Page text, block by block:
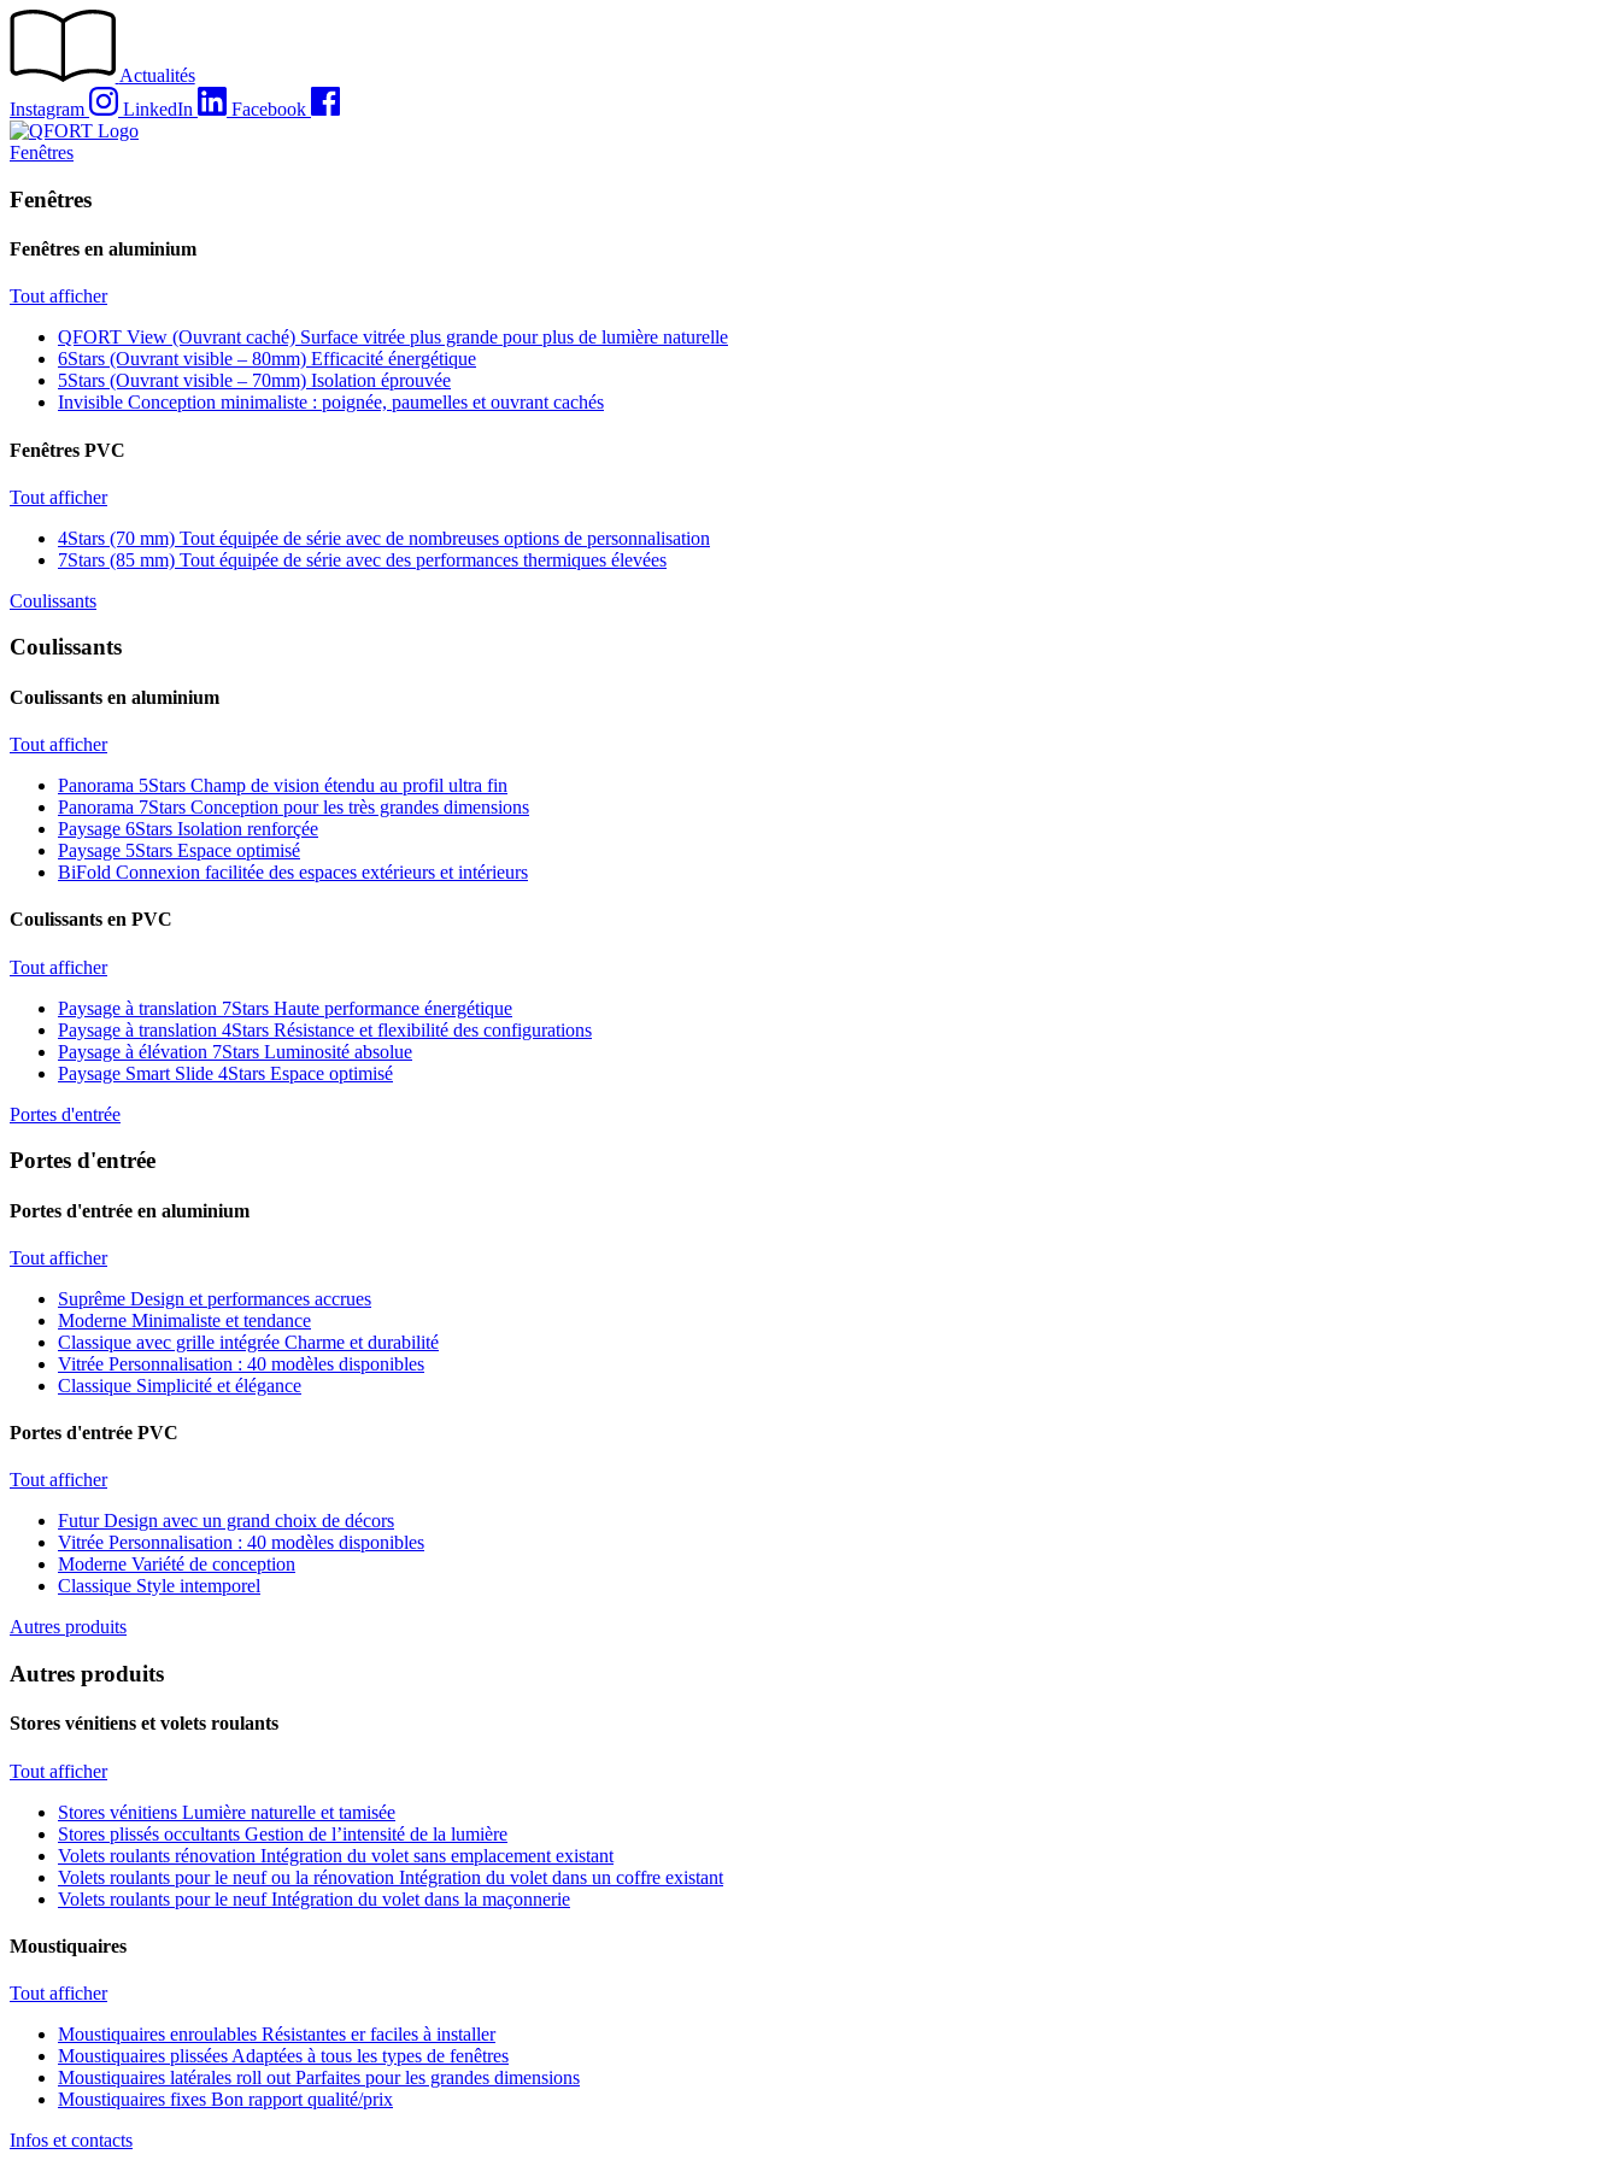
Passer
Actualités
Instagram
LinkedIn Facebook
Fenêtres
Fenêtres
Fenêtres en aluminium
Tout afficher
QFORT View (Ouvrant caché) Surface vitrée plus grande pour plus de lumière naturelle
6Stars (Ouvrant visible – 80mm) Efficacité énergétique
5Stars (Ouvrant visible – 70mm) Isolation éprouvée
Invisible Conception minimaliste : poignée, paumelles et ouvrant cachés
Fenêtres PVC
Tout afficher
4Stars (70 mm) Tout équipée de série avec de nombreuses options de personnalisation
7Stars (85 mm) Tout équipée de série avec des performances thermiques élevées
Coulissants
Coulissants
Coulissants en aluminium
Tout afficher
Panorama 5Stars Champ de vision étendu au profil ultra fin
Panorama 7Stars Conception pour les très grandes dimensions
Paysage 6Stars Isolation renforçée
Paysage 5Stars Espace optimisé
BiFold Connexion facilitée des espaces extérieurs et intérieurs
Coulissants en PVC
Tout afficher
Paysage à translation 7Stars Haute performance énergétique
Paysage à translation 4Stars Résistance et flexibilité des configurations
Paysage à élévation 7Stars Luminosité absolue
Paysage Smart Slide 4Stars Espace optimisé
Portes d'entrée
Portes d'entrée
Portes d'entrée en aluminium
Tout afficher
Suprême Design et performances accrues
Moderne Minimaliste et tendance
Classique avec grille intégrée Charme et durabilité
Vitrée Personnalisation : 40 modèles disponibles
Classique Simplicité et élégance
Portes d'entrée PVC
Tout afficher
Futur Design avec un grand choix de décors
Vitrée Personnalisation : 40 modèles disponibles
Moderne Variété de conception
Classique Style intemporel
Autres produits
Autres produits
Stores vénitiens et volets roulants
Tout afficher
Stores vénitiens Lumière naturelle et tamisée
Stores plissés occultants Gestion de l’intensité de la lumière
Volets roulants rénovation Intégration du volet sans emplacement existant
Volets roulants pour le neuf ou la rénovation Intégration du volet dans un coffre existant
Volets roulants pour le neuf Intégration du volet dans la maçonnerie
Moustiquaires
Tout afficher
Moustiquaires enroulables Résistantes er faciles à installer
Moustiquaires plissées Adaptées à tous les types de fenêtres
Moustiquaires latérales roll out Parfaites pour les grandes dimensions
Moustiquaires fixes Bon rapport qualité/prix
Infos et contacts